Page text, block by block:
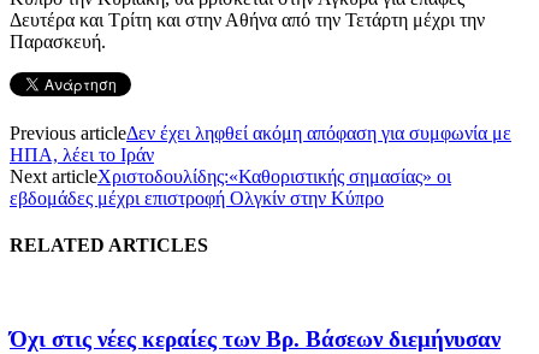
Δευτέρα και Τρίτη και στην Αθήνα από την Τετάρτη μέχρι την
Παρασκευή.
Previous articleΔεν έχει ληφθεί ακόμη απόφαση για συμφωνία με
ΗΠΑ, λέει το Ιράν
Next articleΧριστοδουλίδης:«Καθοριστικής σημασίας» οι
εβδομάδες μέχρι επιστροφή Ολγκίν στην Κύπρο
RELATED ARTICLES
Όχι στις νέες κεραίες των Βρ. Βάσεων διεμήνυσαν